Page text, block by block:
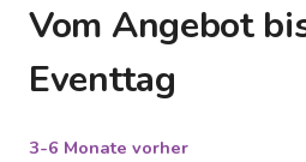
Vom Angebot
Eventtag
3-6 Monate vorher